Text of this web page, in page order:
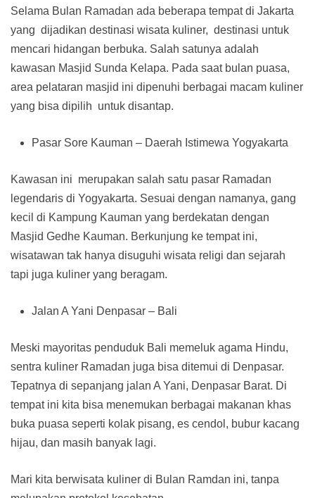
Selama Bulan Ramadan ada beberapa tempat di Jakarta
yang dijadikan destinasi wisata kuliner, destinasi untuk
mencari hidangan berbuka. Salah satunya adalah
kawasan Masjid Sunda Kelapa. Pada saat bulan puasa,
area pelataran masjid ini dipenuhi berbagai macam kuliner
yang bisa dipilih untuk disantap.
Pasar Sore Kauman – Daerah Istimewa Yogyakarta
Kawasan ini merupakan salah satu pasar Ramadan
legendaris di Yogyakarta. Sesuai dengan namanya, gang
kecil di Kampung Kauman yang berdekatan dengan
Masjid Gedhe Kauman. Berkunjung ke tempat ini,
wisatawan tak hanya disuguhi wisata religi dan sejarah
tapi juga kuliner yang beragam.
Jalan A Yani Denpasar – Bali
Meski mayoritas penduduk Bali memeluk agama Hindu,
sentra kuliner Ramadan juga bisa ditemui di Denpasar.
Tepatnya di sepanjang jalan A Yani, Denpasar Barat. Di
tempat ini kita bisa menemukan berbagai makanan khas
buka puasa seperti kolak pisang, es cendol, bubur kacang
hijau, dan masih banyak lagi.
Mari kita berwisata kuliner di Bulan Ramdan ini, tanpa